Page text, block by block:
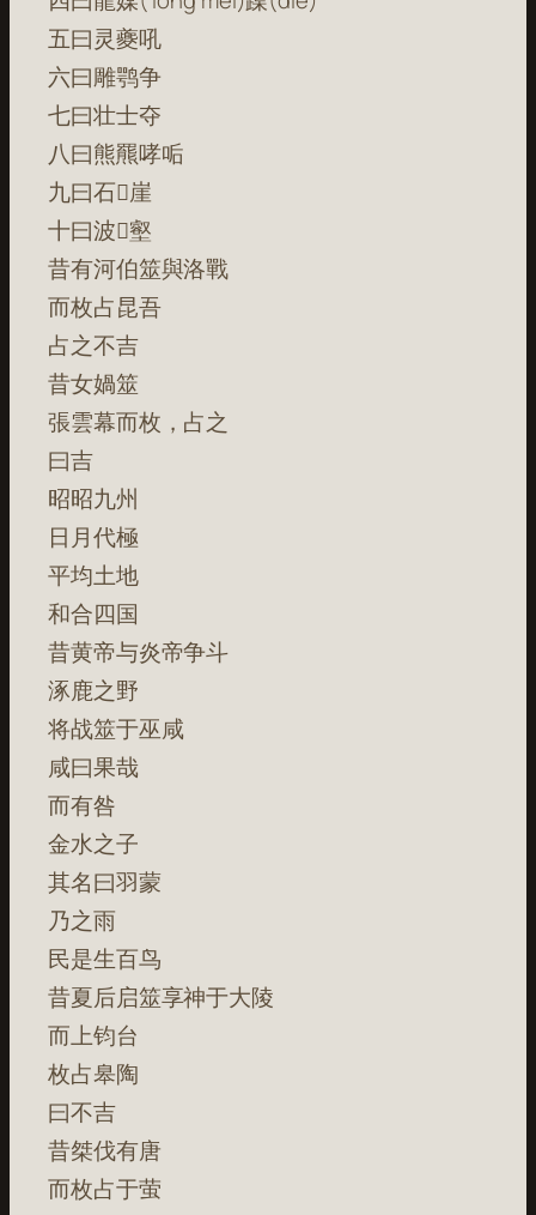
五曰灵夔吼
六曰雕鹗争
七曰壮士夺
八曰熊羆哮㖃
九曰石𡐀崖
十曰波𡐀壑
昔有河伯筮與洛戰
而枚占昆吾
占之不吉
昔女媧筮
張雲幕而枚，占之
曰吉
昭昭九州
日月代極
平均土地
和合四国
昔黄帝与炎帝争斗
涿鹿之野
将战筮于巫咸
咸曰果哉
而有咎
金水之子
其名曰羽蒙
乃之雨
民是生百鸟
昔夏后启筮享神于大陵
而上钧台
枚占皋陶
曰不吉
昔桀伐有唐
而枚占于萤